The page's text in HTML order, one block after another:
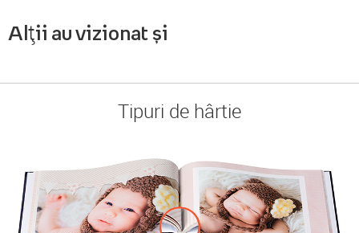
Alții au vizionat și
Tipuri de hârtie